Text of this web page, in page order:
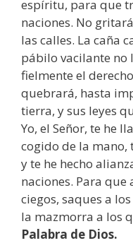
espíritu, para que
naciones. No
las calles. La caña
pábilo vacilante no
fielmente el
quebrará, hasta
tierra, y sus leyes
Yo, el Señor, te he
cogido de la mano,
y te he hecho
naciones. Para que
ciegos, saques a
la mazmorra a los
Palabra de Dios.